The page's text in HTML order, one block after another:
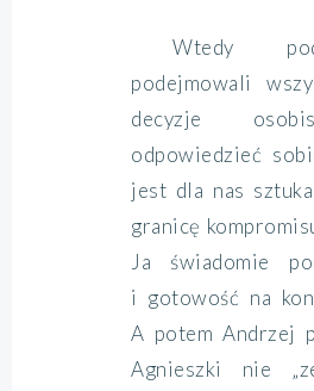
Wtedy
podejmowali
decyzje
odpowiedzieć
jest dla nas
granicę
Ja świadomie
i gotowość na
A potem Andrzej
Agnieszki nie